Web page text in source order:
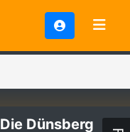
Die Dünsberg